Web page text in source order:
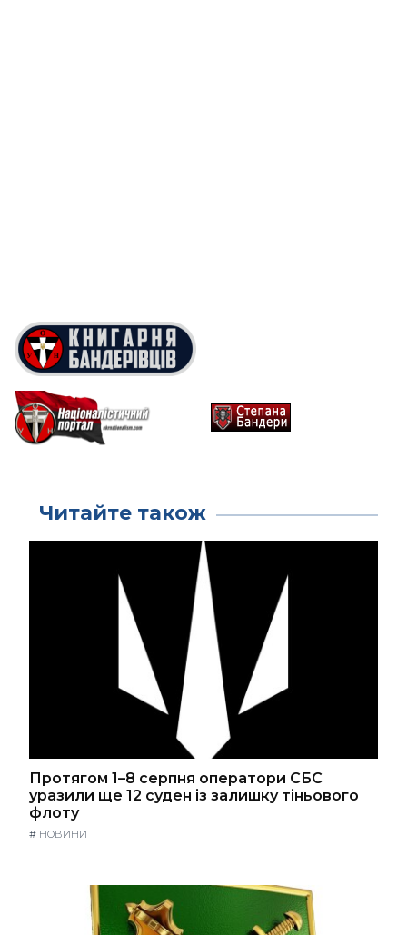
Читайте також
Протягом 1–8 серпня оператори СБС
уразили ще 12 суден із залишку тіньового
флоту
# НОВИНИ